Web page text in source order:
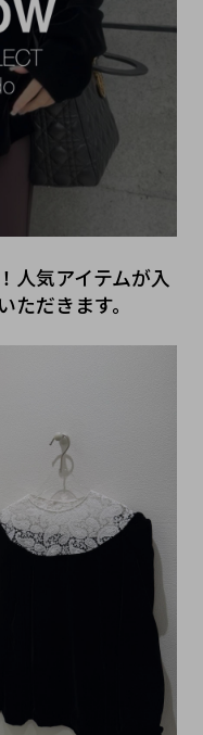
人気アイテムが入
だきます。